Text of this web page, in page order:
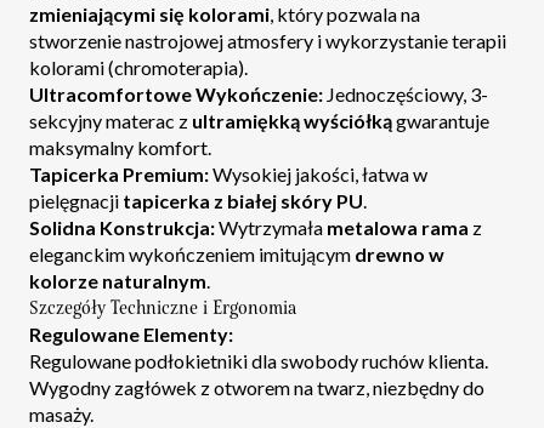
zmieniającymi się kolorami, który pozwala na
stworzenie nastrojowej atmosfery i wykorzystanie terapii
kolorami (chromoterapia).
Ultracomfortowe Wykończenie: Jednoczęściowy, 3-
sekcyjny materac z ultramiękką wyściółkągwarantuje
maksymalny komfort.
Tapicerka Premium:Wysokiej jakości, łatwa w
pielęgnacji tapicerka z białej skóry PU.
Solidna Konstrukcja:Wytrzymała metalowa rama z
eleganckim wykończeniem imitującym drewno w
kolorze naturalnym.
Szczegóły Techniczne i Ergonomia
Regulowane Elementy:
Regulowane podłokietniki dla swobody ruchów klienta.
Wygodny zagłówek z otworem na twarz, niezbędny do
masaży.